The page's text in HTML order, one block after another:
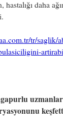
hastalığı daha
tr/saglik/
uzmanlar